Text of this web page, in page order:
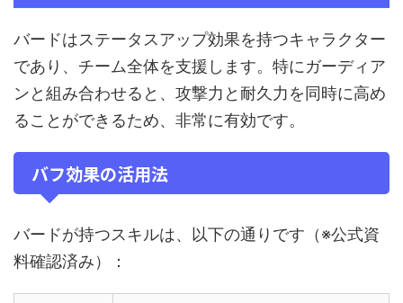
バードはステータスアップ効果を持つキャラクター
であり、チーム全体を支援します。特にガーディア
ンと組み合わせると、攻撃力と耐久力を同時に高め
ることができるため、非常に有効です。
バフ効果の活用法
バードが持つスキルは、以下の通りです（※公式資
料確認済み）：